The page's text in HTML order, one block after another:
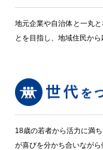
地元企業や自治体と一丸
とを目指し、地域住民か
18歳の若者から活力に満
が喜びを分かち合いながら